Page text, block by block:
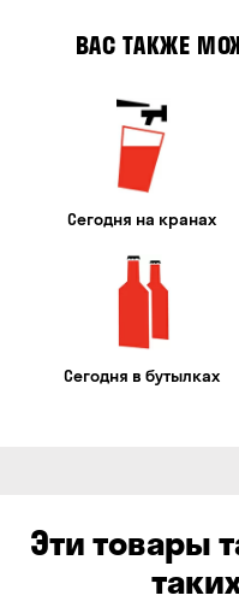
ВАС ТАКЖЕ
Сегодня на кранах
Сегодня в бутылках
Эти товары